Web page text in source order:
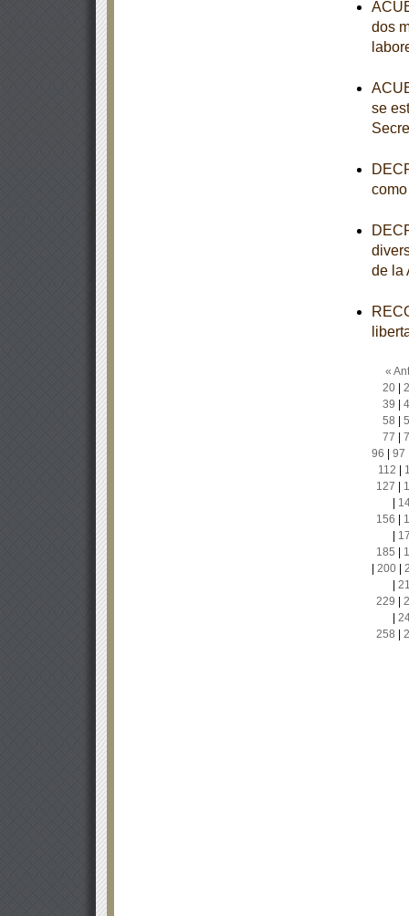
dos
se
de la
«
20|
39
58
77
96
97
112
127
156
185
200|
229
258